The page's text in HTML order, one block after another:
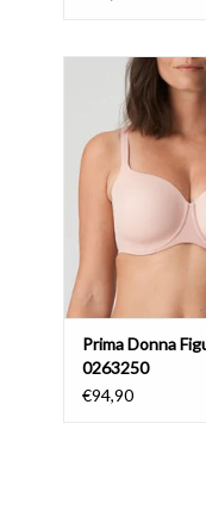
Mousse Bh
Prima
TOEVOEGEN AAN
Prima Donna
0263250
€94,90